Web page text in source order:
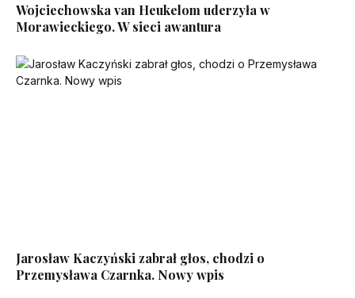
Wojciechowska van Heukelom uderzyła w
Morawieckiego. W sieci awantura
Jarosław Kaczyński zabrał głos, chodzi o
Przemysława Czarnka. Nowy wpis